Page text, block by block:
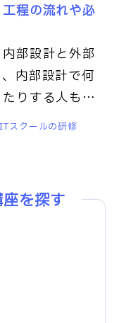
程の流れや必
部設計と外部
内部設計で何
りする人もい
計と共にプロ
スクールの研修
を探す